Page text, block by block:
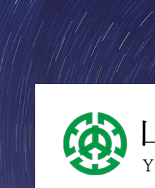
山
ノ